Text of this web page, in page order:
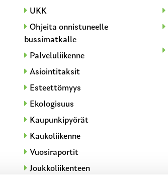
UKK
Ohjeita onnistuneelle
bussimatkalle
Palveluliikenne
Asiointitaksit
Esteettömyys
Ekologisuus
Kaupunkipyörät
Kaukoliikenne
Vuosiraportit
Joukkoliikenteen